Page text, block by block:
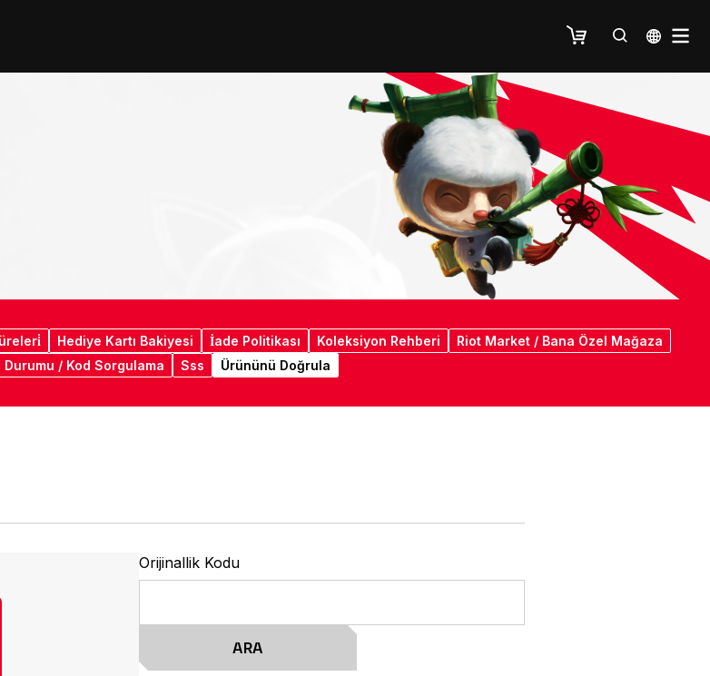
Hediye Kartı Bakiyesi İade Politikası Koleksiyon Rehberi
Riot Market / Bana Özel Mağaza
/ Kod Sorgulama
Sss Ürününü Doğrula
Orijinallik Kodu
ARA